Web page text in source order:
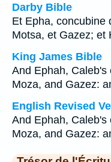
Darby Bible
Et Epha, concubine
Motsa, et Gazez; et
King James Bible
And Ephah, Caleb's
Moza, and Gazez:
English Revised
And Ephah, Caleb's
Moza, and Gazez: